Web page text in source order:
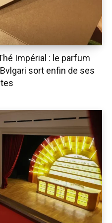
Impérial : le parfum
sort enfin de ses